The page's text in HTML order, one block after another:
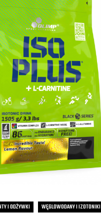
I ODŻYWKI WĘGLOWODANY I IZOTONIKI